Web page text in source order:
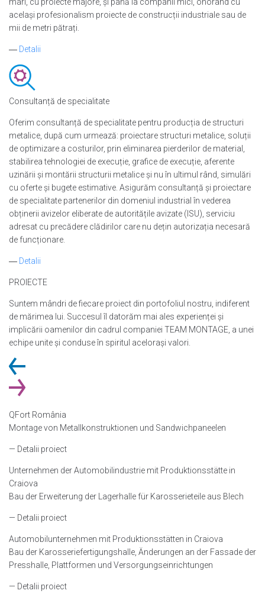
mari, cu proiecte majore, și până la companii mici, onorând cu
același profesionalism proiecte de construcții industriale sau de
mii de metri pătrați.
― Detalii
Consultanță de specialitate
Oferim consultanță de specialitate pentru producția de structuri
metalice, după cum urmează: proiectare structuri metalice, soluții
de optimizare a costurilor, prin eliminarea pierderilor de material,
stabilirea tehnologiei de execuție, grafice de execuție, aferente
uzinării și montării structurii metalice și nu în ultimul rând, simulări
cu oferte și bugete estimative. Asigurăm consultanță și proiectare
de specialitate partenerilor din domeniul industrial în vederea
obținerii avizelor eliberate de autoritățile avizate (ISU), serviciu
adresat cu precădere clădirilor care nu dețin autorizația necesară
de funcționare.
― Detalii
PROIECTE
Suntem mândri de fiecare proiect din portofoliul nostru, indiferent
de mărimea lui. Succesul îl datorăm mai ales experienței și
implicării oamenilor din cadrul companiei TEAM MONTAGE, a unei
echipe unite și conduse în spiritul acelorași valori.
QFort România
Montage von Metallkonstruktionen und Sandwichpaneelen
— Detalii proiect
Unternehmen der Automobilindustrie mit Produktionsstätte in
Craiova
Bau der Erweiterung der Lagerhalle für Karosserieteile aus Blech
— Detalii proiect
Automobilunternehmen mit Produktionsstätten in Craiova
Bau der Karosseriefertigungshalle, Änderungen an der Fassade der
Presshalle, Plattformen und Versorgungseinrichtungen
— Detalii proiect